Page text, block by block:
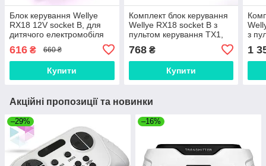
Блок керування Wellye
RX18 12V socket B, для
дитячого електромобіля
616 ₴ 660 ₴
Купити
Комплект блок керування
Wellye RX18 socket B з
пультом керування TX1,
електромобіля Bambi
768₴
Купити
з
1
Акційні пропозиції та новинки
–29% –16%